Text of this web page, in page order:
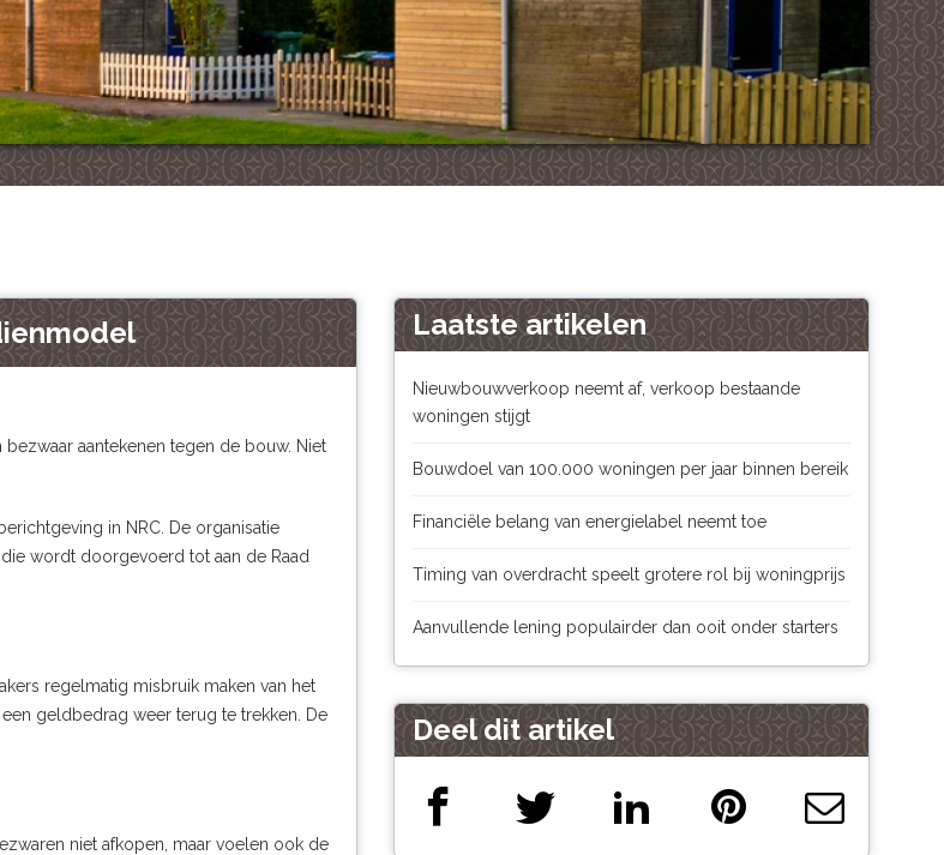
aantekenen tegen de bouw. Niet
in NRC. De organisatie
wordt doorgevoerd tot aan de Raad
regelmatig misbruik maken van het
geldbedrag weer terug te trekken. De
niet afkopen, maar voelen ook de
Laatste artikelen
Nieuwbouwverkoop neemt af, verkoop bestaande
woningen stijgt
Bouwdoel van 100.000 woningen per jaar binnen bereik
Financiële belang van energielabel neemt toe
Timing van overdracht speelt grotere rol bij woningprijs
Aanvullende lening populairder dan ooit onder starters
Deel dit artikel